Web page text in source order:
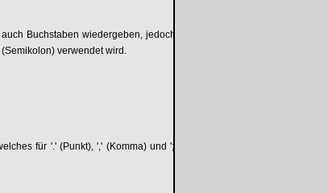
Buchstaben wiedergeben, jedoch
verwendet wird.
für '.' (Punkt), ',' (Komma) und ';'